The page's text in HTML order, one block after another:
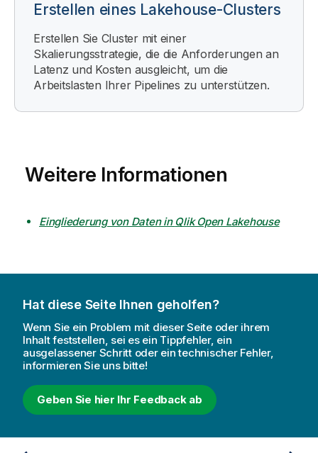
Erstellen eines Lakehouse-Clusters
Erstellen Sie Cluster mit einer
Skalierungsstrategie, die die Anforderungen an
Latenz und Kosten ausgleicht, um die
Arbeitslasten Ihrer Pipelines zu unterstützen.
Weitere Informationen
Eingliederung von Daten in Qlik Open Lakehouse
Hat diese Seite Ihnen geholfen?
Wenn Sie ein Problem mit dieser Seite oder ihrem
Inhalt feststellen, sei es ein Tippfehler, ein
ausgelassener Schritt oder ein technischer Fehler,
informieren Sie uns bitte!
Geben Sie hier Ihr Feedback ab